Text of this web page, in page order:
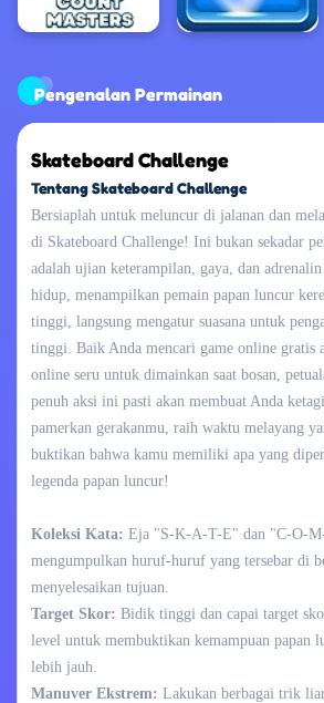
Pengenalan Permainan
Skateboard Challenge
Tentang Skateboard Challenge
Bersiaplah untuk meluncur di jalanan dan
di Skateboard Challenge! Ini bukan sekadar
adalah ujian keterampilan, gaya, dan
hidup, menampilkan pemain papan luncur
tinggi, langsung mengatur suasana untuk
tinggi. Baik Anda mencari game online gratis
online seru untuk dimainkan saat bosan,
penuh aksi ini pasti akan membuat Anda
pamerkan gerakanmu, raih waktu melayang
buktikan bahwa kamu memiliki apa yang
legenda papan luncur!
Koleksi Kata: Eja "S-K-A-T-E" dan "C-O-
mengumpulkan huruf-huruf yang tersebar di
menyelesaikan tujuan.
Target Skor: Bidik tinggi dan capai target
level untuk membuktikan kemampuan papan
lebih jauh.
Manuver Ekstrem: Lakukan berbagai trik